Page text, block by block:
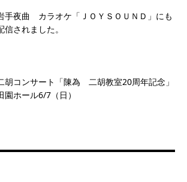
手夜曲 カラオケ「ＪＯＹＳＯＵＮＤ」にも
信されました。
胡コンサート「陳為 二胡教室20周年記念」
園ホール6/7（日）